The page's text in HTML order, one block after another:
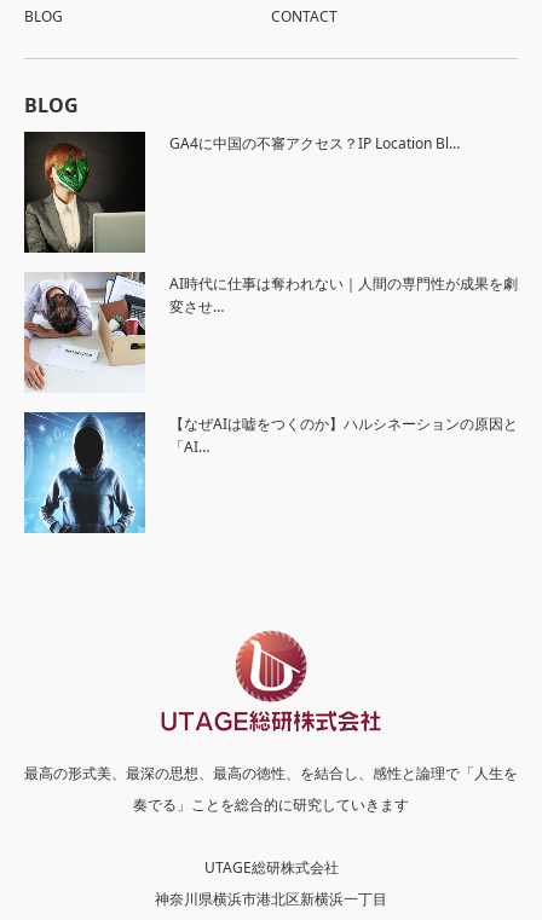
BLOG
CONTACT
BLOG
GA4に中国の不審アクセス？IP Location Bl…
AI時代に仕事は奪われない｜人間の専門性が成果を劇
変させ…
【なぜAIは嘘をつくのか】ハルシネーションの原因と
「AI…
最高の形式美、最深の思想、最高の徳性、を結合し、感性と論理で「人生を
奏でる」ことを総合的に研究していきます
UTAGE総研株式会社
神奈川県横浜市港北区新横浜一丁目